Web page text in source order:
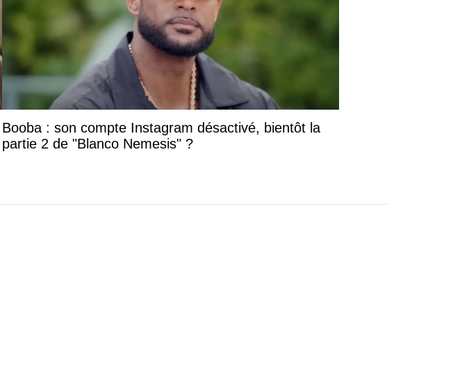
Booba : son compte Instagram désactivé, bientôt la
partie 2 de "Blanco Nemesis" ?